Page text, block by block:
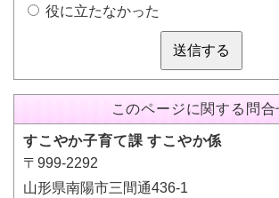
役に立たなかった
送信する
このページに関する問合
すこやか子育て課 すこやか係
〒999-2292
山形県南陽市三間通436-1